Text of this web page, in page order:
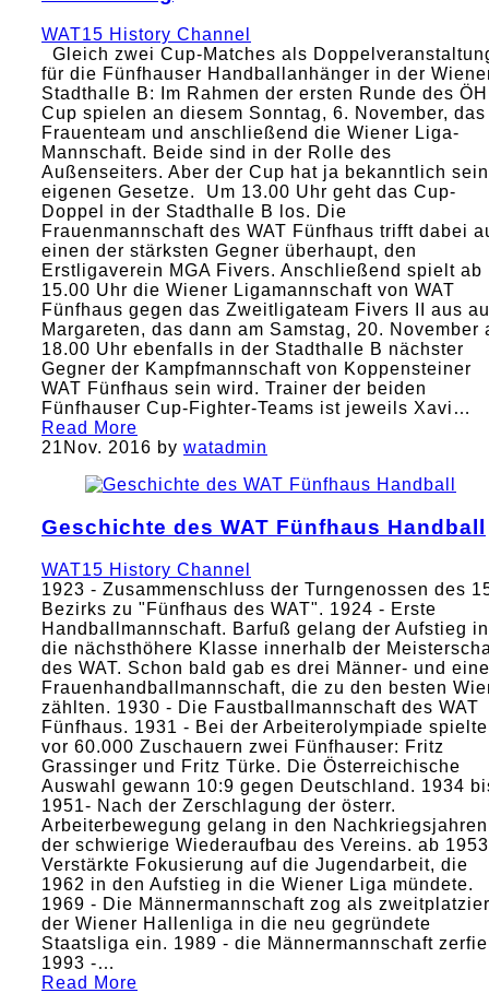
WAT15 History Channel
Gleich zwei Cup-Matches als
für die Fünfhauser Handballanhänger in der
Stadthalle B: Im Rahmen der ersten Runde des
Cup spielen an diesem Sonntag, 6. November, das
Frauenteam und anschließend die Wiener Liga-
Mannschaft. Beide sind in der Rolle des
Außenseiters. Aber der Cup hat ja bekanntlich
eigenen Gesetze. Um 13.00 Uhr geht das Cup-
Doppel in der Stadthalle B los. Die
Frauenmannschaft des WAT Fünfhaus trifft dabei
einen der stärksten Gegner überhaupt, den
Erstligaverein MGA Fivers. Anschließend spielt ab
15.00 Uhr die Wiener Ligamannschaft von WAT
Fünfhaus gegen das Zweitligateam Fivers II aus
Margareten, das dann am Samstag, 20. November
18.00 Uhr ebenfalls in der Stadthalle B nächster
Gegner der Kampfmannschaft von Koppensteiner
WAT Fünfhaus sein wird. Trainer der beiden
Fünfhauser Cup-Fighter-Teams ist jeweils Xavi…
Read More
21 Nov. 2016 by watadmin
Geschichte des WAT Fünfhaus Handball
WAT15 History Channel
1923 - Zusammenschluss der Turngenossen des
Bezirks zu "Fünfhaus des WAT". 1924 - Erste
Handballmannschaft. Barfuß gelang der Aufstieg in
die nächsthöhere Klasse innerhalb der
des WAT. Schon bald gab es drei Männer- und eine
Frauenhandballmannschaft, die zu den besten
zählten. 1930 - Die Faustballmannschaft des WAT
Fünfhaus. 1931 - Bei der Arbeiterolympiade
vor 60.000 Zuschauern zwei Fünfhauser: Fritz
Grassinger und Fritz Türke. Die Österreichische
Auswahl gewann 10:9 gegen Deutschland. 1934
1951- Nach der Zerschlagung der österr.
Arbeiterbewegung gelang in den Nachkriegsjahren
der schwierige Wiederaufbau des Vereins. ab
Verstärkte Fokusierung auf die Jugendarbeit, die
1962 in den Aufstieg in die Wiener Liga mündete.
1969 - Die Männermannschaft zog als
der Wiener Hallenliga in die neu gegründete
Staatsliga ein. 1989 - die Männermannschaft
1993 -…
Read More